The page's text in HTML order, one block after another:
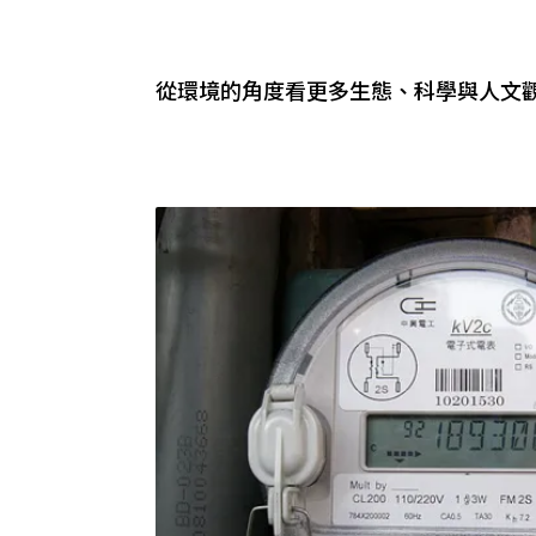
從環境的角度看更多生態、科學與人文